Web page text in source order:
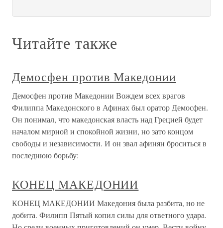
Читайте также
Демосфен против Македонии
Демосфен против Македонии Вождем всех врагов
Филиппа Македонского в Афинах был оратор Демосфен.
Он понимал, что македонская власть над Грецией будет
началом мирной и спокойной жизни, но зато концом
свободы и независимости. И он звал афинян броситься в
последнюю борьбу:
КОНЕЦ МАКЕДОНИИ
КОНЕЦ МАКЕДОНИИ Македония была разбита, но не
добита. Филипп Пятый копил силы для ответного удара.